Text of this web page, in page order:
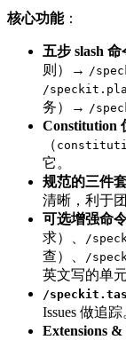
核心功能：
五步 slash 命
则）→ /
/
务）→ /
Constitution
（
它。
规范的三件
清晰，利于团
可选增强命
求）、
/
查）、
/
英文写的单
/
Issues 做追踪
Extensions &